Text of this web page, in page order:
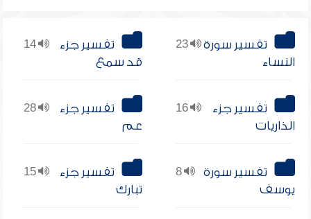
23
تفسير سورة
النساء
14
تفسير جزء
قد سمع
16
تفسير جزء
الذاريات
28
تفسير جزء
عم
8
تفسير سورة
يوسف
15
تفسير جزء
تبارك